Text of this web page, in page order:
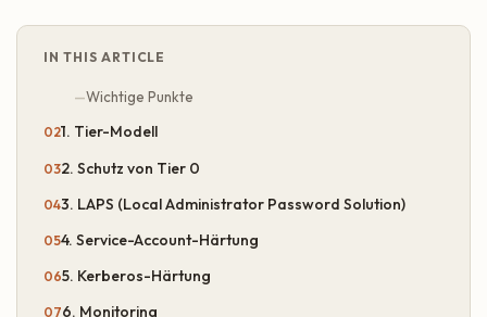
IN THIS ARTICLE
Wichtige Punkte
1. Tier-Modell
2. Schutz von Tier 0
3. LAPS (Local Administrator Password Solution)
4. Service-Account-Härtung
5. Kerberos-Härtung
6. Monitoring